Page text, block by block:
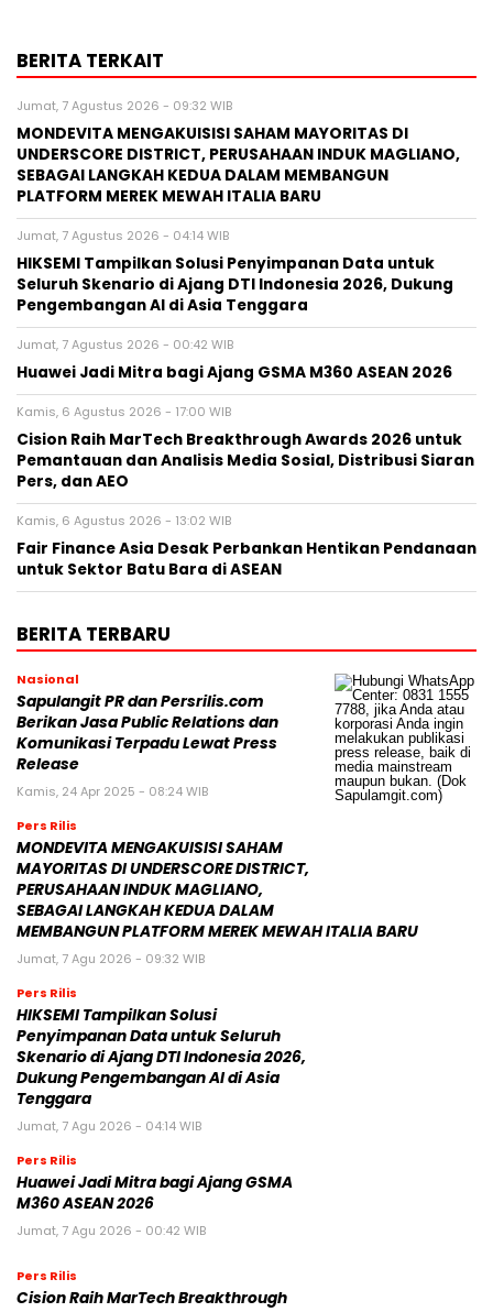
BERITA TERKAIT
Jumat, 7 Agustus 2026 - 09:32 WIB
MONDEVITA MENGAKUISISI SAHAM MAYORITAS DI
UNDERSCORE DISTRICT, PERUSAHAAN INDUK MAGLIANO,
SEBAGAI LANGKAH KEDUA DALAM MEMBANGUN
PLATFORM MEREK MEWAH ITALIA BARU
Jumat, 7 Agustus 2026 - 04:14 WIB
HIKSEMI Tampilkan Solusi Penyimpanan Data untuk
Seluruh Skenario di Ajang DTI Indonesia 2026, Dukung
Pengembangan AI di Asia Tenggara
Jumat, 7 Agustus 2026 - 00:42 WIB
Huawei Jadi Mitra bagi Ajang GSMA M360 ASEAN 2026
Kamis, 6 Agustus 2026 - 17:00 WIB
Cision Raih MarTech Breakthrough Awards 2026 untuk
Pemantauan dan Analisis Media Sosial, Distribusi Siaran
Pers, dan AEO
Kamis, 6 Agustus 2026 - 13:02 WIB
Fair Finance Asia Desak Perbankan Hentikan Pendanaan
untuk Sektor Batu Bara di ASEAN
BERITA TERBARU
Nasional
Sapulangit PR dan Persrilis.com
Berikan Jasa Public Relations dan
Komunikasi Terpadu Lewat Press
Release
Kamis, 24 Apr 2025 - 08:24 WIB
Pers Rilis
MONDEVITA MENGAKUISISI SAHAM
MAYORITAS DI UNDERSCORE DISTRICT,
PERUSAHAAN INDUK MAGLIANO,
SEBAGAI LANGKAH KEDUA DALAM
MEMBANGUN PLATFORM MEREK MEWAH ITALIA BARU
Jumat, 7 Agu 2026 - 09:32 WIB
Pers Rilis
HIKSEMI Tampilkan Solusi
Penyimpanan Data untuk Seluruh
Skenario di Ajang DTI Indonesia 2026,
Dukung Pengembangan AI di Asia
Tenggara
Jumat, 7 Agu 2026 - 04:14 WIB
Pers Rilis
Huawei Jadi Mitra bagi Ajang GSMA
M360 ASEAN 2026
Jumat, 7 Agu 2026 - 00:42 WIB
Pers Rilis
Cision Raih MarTech Breakthrough